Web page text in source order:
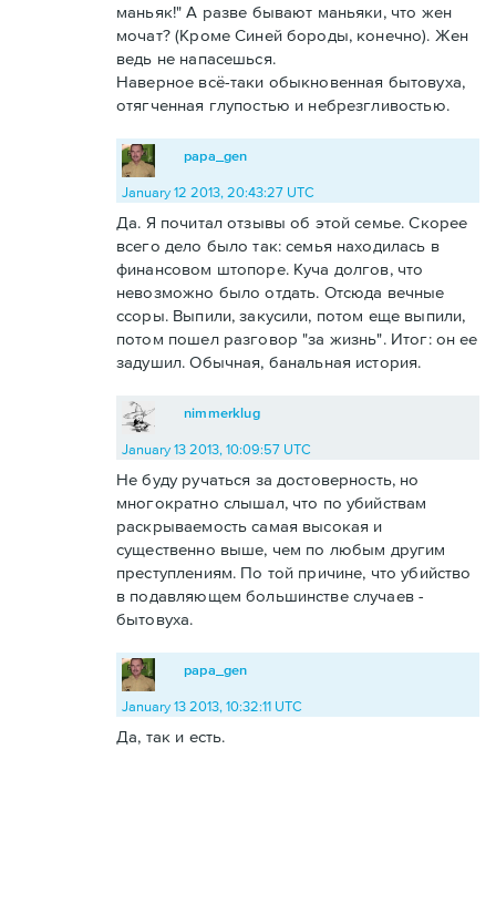
маньяк!" А разве бывают маньяки, что жен
мочат? (Кроме Синей бороды, конечно). Жен
ведь не напасешься.
Наверное всё-таки обыкновенная бытовуха,
отягченная глупостью и небрезгливостью.
papa_gen
January 12 2013, 20:43:27 UTC
Да. Я почитал отзывы об этой семье. Скорее
всего дело было так: семья находилась в
финансовом штопоре. Куча долгов, что
невозможно было отдать. Отсюда вечные
ссоры. Выпили, закусили, потом еще выпили,
потом пошел разговор "за жизнь". Итог: он ее
задушил. Обычная, банальная история.
nimmerklug
January 13 2013, 10:09:57 UTC
Не буду ручаться за достоверность, но
многократно слышал, что по убийствам
раскрываемость самая высокая и
существенно выше, чем по любым другим
преступлениям. По той причине, что убийство
в подавляющем большинстве случаев -
бытовуха.
papa_gen
January 13 2013, 10:32:11 UTC
Да, так и есть.